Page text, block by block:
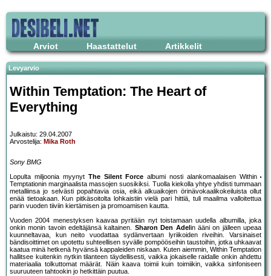
Arviot Haastattelut Artikkelit
Levyarvio
Within Temptation: The Heart of
Everything
Julkaistu: 29.04.2007
Arvostelija: Mika Roth
Sony BMG
Lopulta miljoonia myynyt The Silent Force albumi nosti alankomaalaisen Within
Temptationin marginaalista massojen suosikiksi. Tuolla kiekolla yhtye yhdisti tummaan
metalliinsa jo selvästi popahtavia osia, eikä alkuaikojen örinävokaalikokeiluista ollut
enää tietoakaan. Kun pitkäsoitolta lohkaistiin vielä pari hittiä, tuli maailma valloitettua
parin vuoden tiiviin kiertämisen ja promoamisen kautta.
Vuoden 2004 menestyksen kaavaa pyritään nyt toistamaan uudella albumilla, joka
onkin monin tavoin edeltäjänsä kaltainen. Sharon Den Adel in ääni on jälleen upeaa
kuunneltavaa, kun neito vuodattaa sydänvertaan lyriikoiden riveihin. Varsinaiset
bändisoittimet on upotettu suhteellisen syvälle pompööseihin taustoihin, jotka uhkaavat
kaatua minä hetkenä hyvänsä kappaleiden niskaan. Kuten aiemmin, Within Temptation
hallitsee kuitenkin nytkin tilanteen täydellisesti, vaikka jokaiselle raidalle onkin ahdettu
materiaalia tolkuttomat määrät. Näin kaava toimii kuin toimiikin, vaikka sinfoniseen
suuruuteen tahtookin jo hetkittäin puutua.